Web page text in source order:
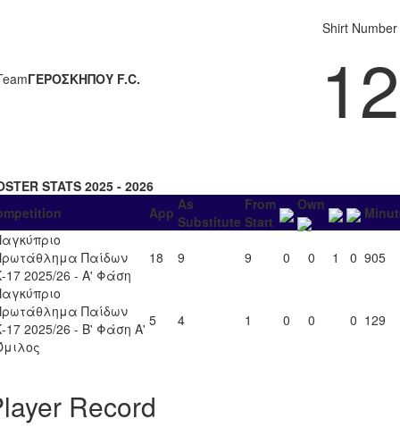
ΓΕΡΟΣΚΗΠΟΥ F.C.
Shirt Number
12
STATS 2025 - 2026
App As
Substitute
From
Start
Own
Παίδων
17 2025/26 - Α' Φάση
18 9 9 0 0 1 0 905
Παίδων
17 2025/26 - Β' Φάση Α' 5 4 1 0 0 0 129
Record